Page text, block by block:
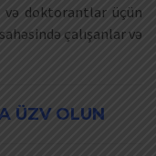
və doktorantlar üçün
çalışanlar və
ÜZV OLUN